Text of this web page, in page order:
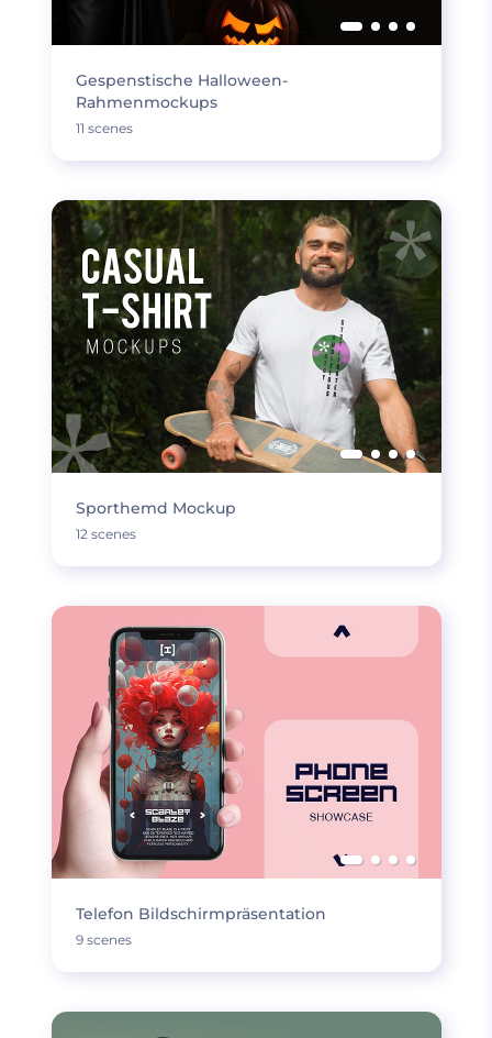
Gespenstische Halloween-
Rahmenmockups
11 scenes
Sporthemd Mockup
12 scenes
Telefon Bildschirmpräsentation
9 scenes